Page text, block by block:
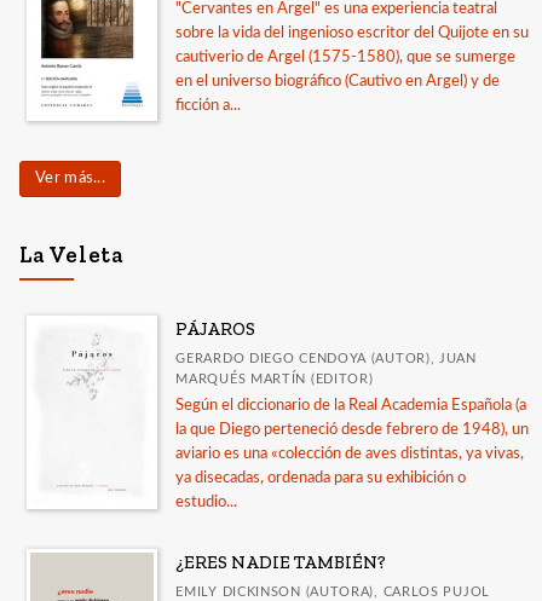
"Cervantes en Argel" es una experiencia teatral
sobre la vida del ingenioso escritor del Quijote en su
cautiverio de Argel (1575-1580), que se sumerge
en el universo biográfico (Cautivo en Argel) y de
ficción a...
Ver más...
La Veleta
PÁJAROS
GERARDO DIEGO CENDOYA (AUTOR), JUAN
MARQUÉS MARTÍN (EDITOR)
Según el diccionario de la Real Academia Española (a
la que Diego perteneció desde febrero de 1948), un
aviario es una «colección de aves distintas, ya vivas,
ya disecadas, ordenada para su exhibición o
estudio...
¿ERES NADIE TAMBIÉN?
EMILY DICKINSON (AUTORA), CARLOS PUJOL